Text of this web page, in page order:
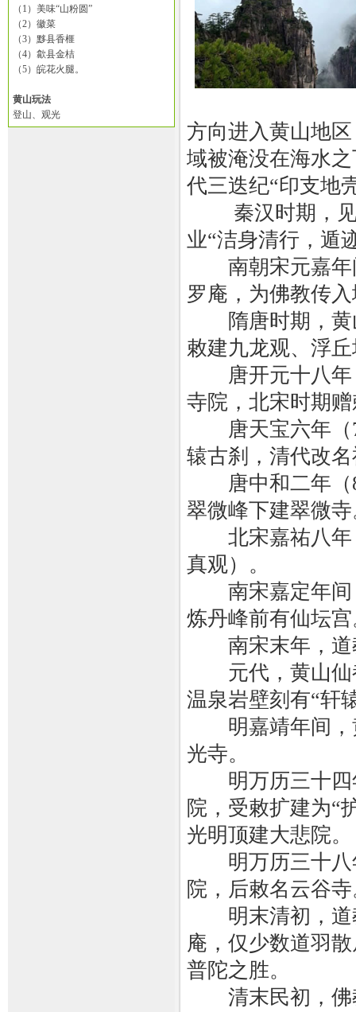
（1）美味“山粉圆”
（2）徽菜
（3）黟县香榧
（4）歙县金桔
（5）皖花火腿。
黄山玩法
登山、观光
方向进入黄山地
域被淹没在海水
代三迭纪“印支地
秦汉时期，见
业“洁身清行，遁
南朝宋元嘉年
罗庵，为佛教传
隋唐时期，黄
敕建九龙观、浮
唐开元十八年
寺院，北宋时期
唐天宝六年（
辕古刹，清代改
唐中和二年（
翠微峰下建翠微
北宋嘉祐八年
真观）。
南宋嘉定年间
炼丹峰前有仙坛
南宋末年，道
元代，黄山仙
温泉岩壁刻有“轩
明嘉靖年间，
光寺。
明万历三十四
院，受敕扩建为“
光明顶建大悲院。
明万历三十八
院，后敕名云谷
明末清初，道
庵，仅少数道羽
普陀之胜。
清末民初，佛